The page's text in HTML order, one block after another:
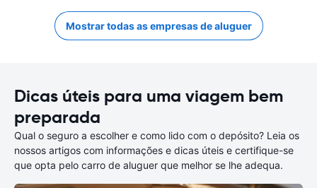
Mostrar todas as empresas de aluguer
Dicas úteis para uma viagem bem
preparada
Qual o seguro a escolher e como lido com o depósito? Leia os
nossos artigos com informações e dicas úteis e certifique-se
que opta pelo carro de aluguer que melhor se lhe adequa.